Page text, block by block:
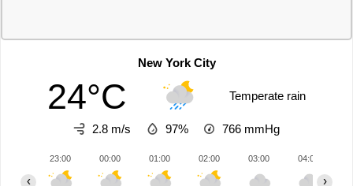
New York City
24°C Temperate rain
2.8 m/s 97% 766 mmHg
23:00 00:00 01:00 02:00 03:00 04:00
‹ ›